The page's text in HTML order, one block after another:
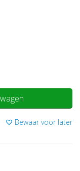
favorite_border Bewaar voor later